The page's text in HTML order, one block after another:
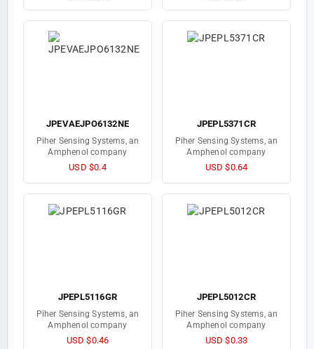
JPEVAEJPO6132NE
Piher Sensing Systems, an
Amphenol company
USD $0.4
JPEPL5371CR
Piher Sensing Systems, an
Amphenol company
USD $0.64
JPEPL5116GR
Piher Sensing Systems, an
Amphenol company
USD $0.46
JPEPL5012CR
Piher Sensing Systems, an
Amphenol company
USD $0.33